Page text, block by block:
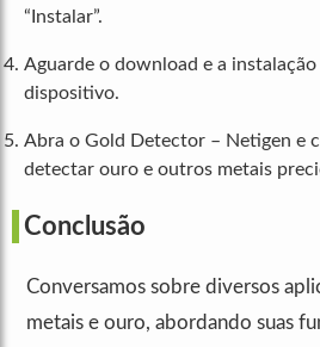
“Instalar”.
Aguarde o download e a
dispositivo.
Abra o Gold Detector – Netigen e
detectar ouro e outros metais
Conclusão
Conversamos sobre diversos
metais e ouro, abordando suas